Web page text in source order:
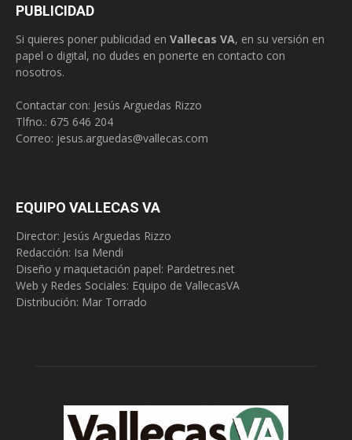
PUBLICIDAD
Si quieres poner publicidad en Vallecas VA, en su versión en
papel o digital, no dudes en ponerte en contacto con
nosotros.
Contactar con: Jesús Arguedas Rizzo
Tlfno.: 675 646 204
Correo: jesus.arguedas@vallecas.com
EQUIPO VALLECAS VA
Director: Jesús Arguedas Rizzo
Redacción: Isa Mendi
Diseño y maquetación papel: Pardetres.net
Web y Redes Sociales: Equipo de VallecasVA
Distribución: Mar Torrado